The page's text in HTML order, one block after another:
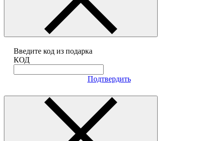
Введите код из подарка
КОД
Подтвердить